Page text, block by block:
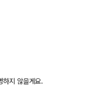
하지 않을게요.